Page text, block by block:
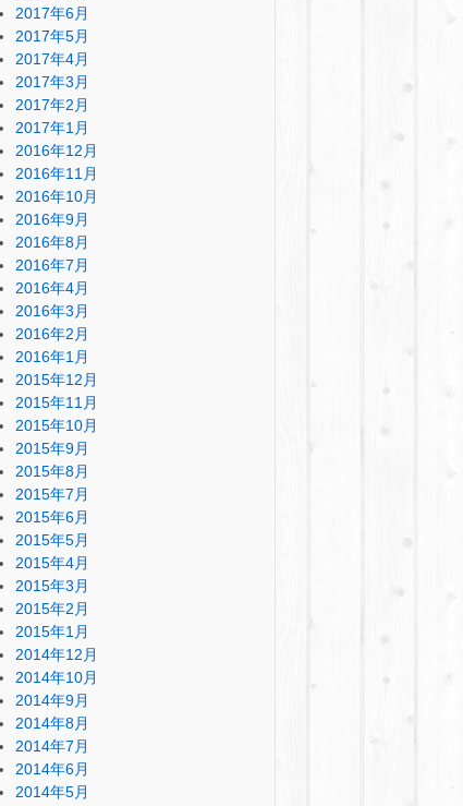
2017年6月
2017年5月
2017年4月
2017年3月
2017年2月
2017年1月
2016年12月
2016年11月
2016年10月
2016年9月
2016年8月
2016年7月
2016年4月
2016年3月
2016年2月
2016年1月
2015年12月
2015年11月
2015年10月
2015年9月
2015年8月
2015年7月
2015年6月
2015年5月
2015年4月
2015年3月
2015年2月
2015年1月
2014年12月
2014年10月
2014年9月
2014年8月
2014年7月
2014年6月
2014年5月